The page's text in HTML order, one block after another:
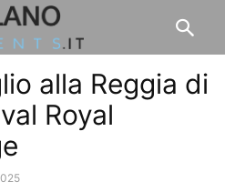
alla Reggia di
Royal